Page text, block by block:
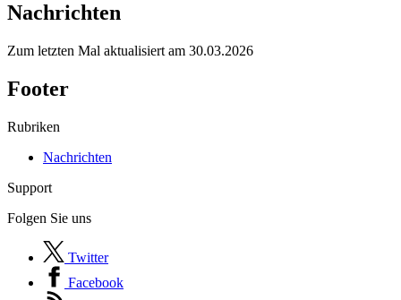
Nachrichten
Zum letzten Mal aktualisiert am 30.03.2026
Footer
Rubriken
Nachrichten
Support
Folgen Sie uns
Twitter
Facebook